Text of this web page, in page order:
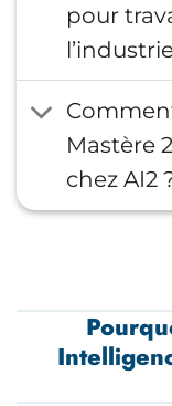
pour
Mastère
chez AI2